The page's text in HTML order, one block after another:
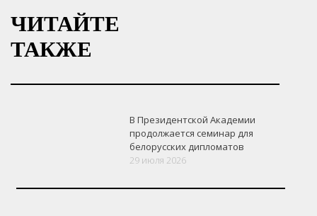
ЧИТАЙТЕ
ТАКЖЕ
В Президентской Академии
продолжается семинар для
белорусских дипломатов
29 июля 2026